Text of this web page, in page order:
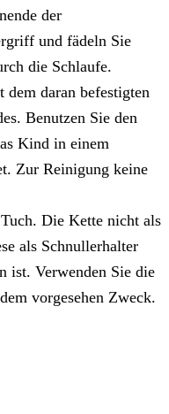
der
und fädeln Sie
die Schlaufe.
daran befestigten
Benutzen Sie den
Kind in einem
Zur Reinigung keine
Die Kette nicht als
als Schnullerhalter
ist. Verwenden Sie die
vorgesehen Zweck.